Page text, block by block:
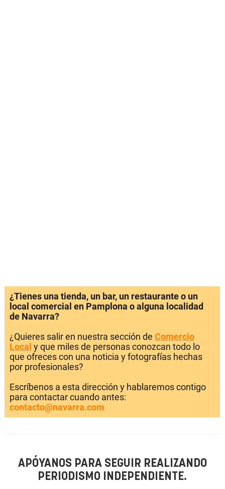
¿Tienes una tienda, un bar, un restaurante o un
local comercial en Pamplona o alguna localidad
de Navarra?
¿Quieres salir en nuestra sección de Comercio
Local y que miles de personas conozcan todo lo
que ofreces con una noticia y fotografías hechas
por profesionales?
Escríbenos a esta dirección y hablaremos contigo
para contactar cuando antes:
contacto@navarra.com
APÓYANOS PARA SEGUIR REALIZANDO
PERIODISMO INDEPENDIENTE.